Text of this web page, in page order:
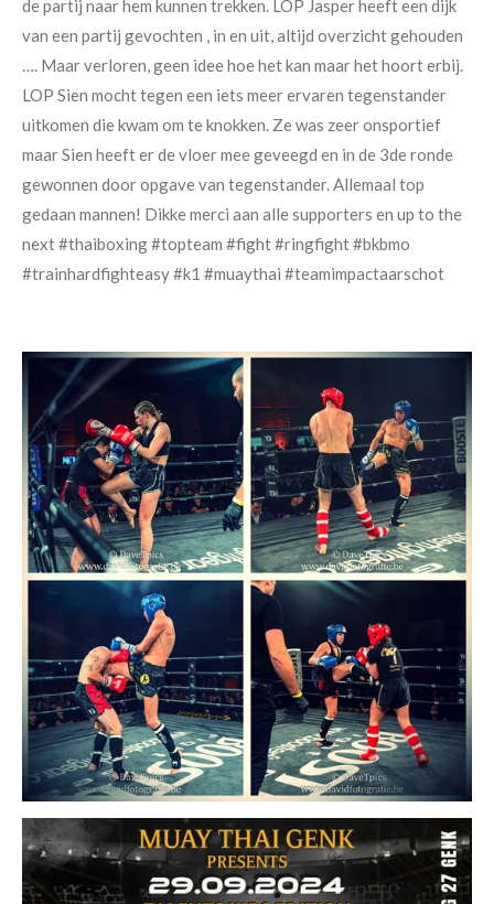
de partij naar hem kunnen trekken. LOP Jasper heeft een dijk
van een partij gevochten , in en uit, altijd overzicht gehouden
…. Maar verloren, geen idee hoe het kan maar het hoort erbij.
LOP Sien mocht tegen een iets meer ervaren tegenstander
uitkomen die kwam om te knokken. Ze was zeer onsportief
maar Sien heeft er de vloer mee geveegd en in de 3de ronde
gewonnen door opgave van tegenstander. Allemaal top
gedaan mannen! Dikke merci aan alle supporters en up to the
next #thaiboxing #topteam #fight #ringfight #bkbmo
#trainhardfighteasy #k1 #muaythai #teamimpactaarschot